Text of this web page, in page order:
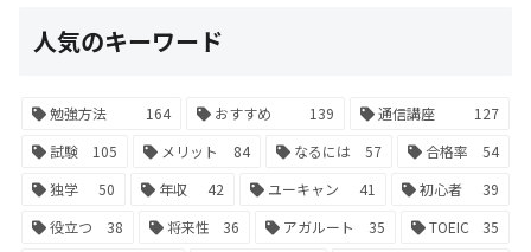
人気のキーワード
勉強方法 164 おすすめ 139 通信講座
127
試験
105 メリット 84 なるには 57 合格率
54
独学
50 年収 42 ユーキャン 41 初心者
39
役立つ
38 将来性 36 アガルート 35 TOEIC
35